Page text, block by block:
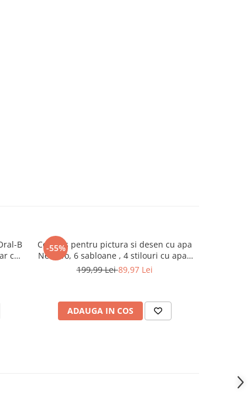
B
cu
-55%
Covoras pentru pictura si desen cu apa
NewEvo, 6 sabloane , 4 stilouri cu apa ,
100x80 cm
199,99 Lei89,97 Lei
ADAUGA IN COS